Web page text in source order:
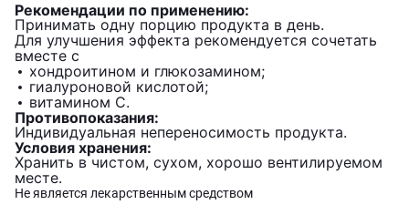
Рекомендации по применению:
Принимать одну порцию продукта в день.
Для улучшения эффекта рекомендуется сочетать
вместе с
хондроитином и глюкозамином;
гиалуроновой кислотой;
витамином C.
Противопоказания:
Индивидуальная непереносимость продукта.
Условия хранения:
Хранить в чистом, сухом, хорошо вентилируемом
месте.
Не является лекарственным средством